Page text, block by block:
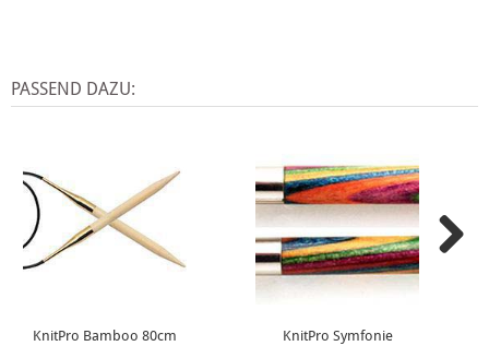
PASSEND DAZU:
KnitPro Bamboo 80cm
KnitPro Symfonie